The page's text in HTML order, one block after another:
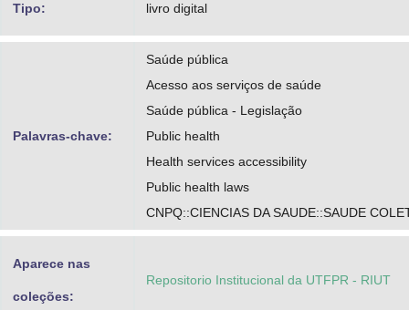
Tipo: livro digital
Palavras-chave:
Saúde pública
Acesso aos serviços de saúde
Saúde pública - Legislação
Public health
Health services accessibility
Public health laws
CNPQ::CIENCIAS DA SAUDE::SAUDE
Aparece nas
coleções:
Repositorio Institucional da UTFPR - RIUT